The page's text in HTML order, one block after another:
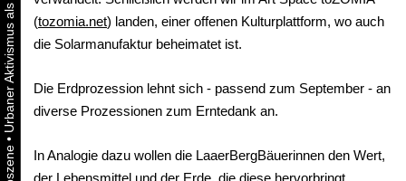
•
(tozomia.net) landen, einer offenen Kulturplattform, wo auch
die Solarmanufaktur beheimatet ist.
Die Erdprozession lehnt sich - passend zum September - an
diverse Prozessionen zum Erntedank an.
In Analogie dazu wollen die LaaerBergBäuerinnen den Wert,
der Lebensmittel und der Erde, die diese hervorbringt